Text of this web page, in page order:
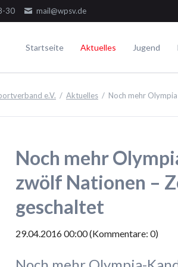
30 mail@wpsv.de
Startseite Aktuelles
WPSV-Allroundreiter-Cup
WPSV-Pferdefestival
WPSV-Schulpferdecup
Jugend
e.V. Aktuelles Noch mehr
Noch mehr
zwölf Nationen –
geschaltet
29.04.2016 00:00(Kommentare: 0)